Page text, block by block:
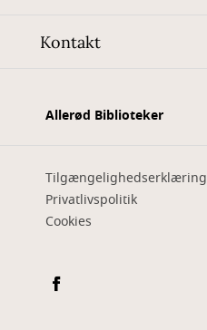
Kontakt
Allerød Biblioteker
Tilgængelighedserklæring
Privatlivspolitik
Cookies